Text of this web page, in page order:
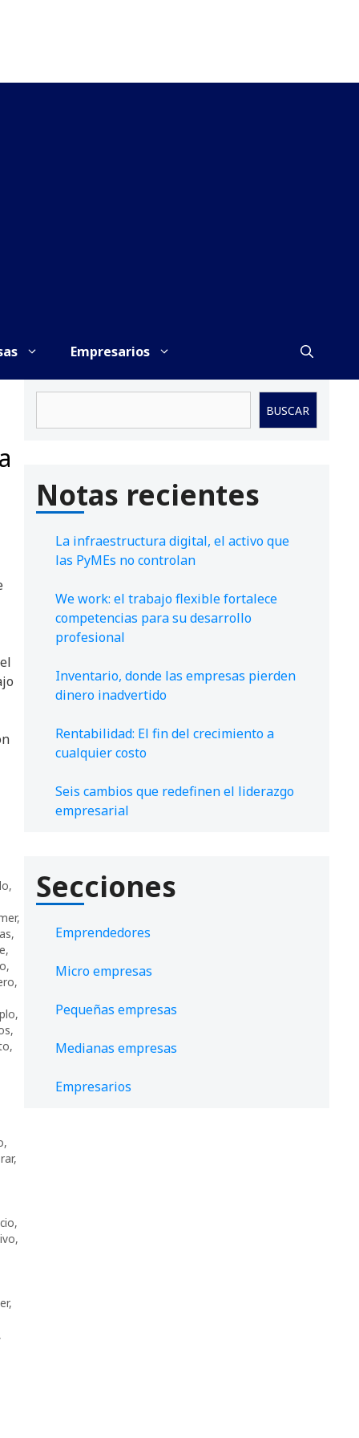
Empresarios
,
,
,
,
,
,
,
,
,
,
,
,
,
,
,
BUSCAR
Notas recientes
La infraestructura digital, el activo que
las PyMEs no controlan
We work: el trabajo flexible fortalece
competencias para su desarrollo
profesional
Inventario, donde las empresas pierden
dinero inadvertido
Rentabilidad: El fin del crecimiento a
cualquier costo
Seis cambios que redefinen el liderazgo
empresarial
Secciones
Emprendedores
Micro empresas
Pequeñas empresas
Medianas empresas
Empresarios